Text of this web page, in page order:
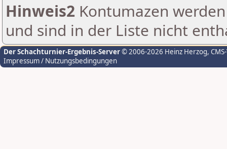
Hinweis2 Kontumazen
und sind in der Liste nicht
Der Schachturnier-Ergebnis-Server© 2006-2026 Heinz Herzog,
Impressum / Nutzungsbedingungen